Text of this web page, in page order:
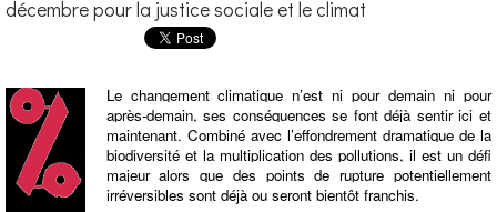
décembre pour la justice sociale et le climat
Le changement climatique n’est ni pour demain ni pour
après-demain, ses conséquences se font déjà sentir ici et
maintenant. Combiné avec l’effondrement dramatique de la
biodiversité et la multiplication des pollutions, il est un défi
majeur alors que des points de rupture potentiellement
irréversibles sont déjà ou seront bientôt franchis.